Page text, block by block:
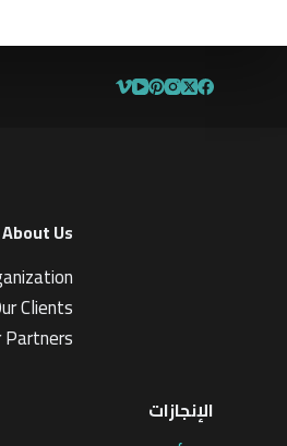
About Us
Clients
Partners
الإنجازات